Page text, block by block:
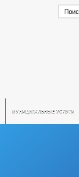
МУНИЦИПАЛЬНЫЕ УСЛУГИ